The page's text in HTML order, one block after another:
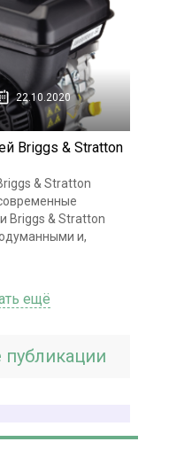
22.10.2020
Briggs & Stratton
& Stratton
Briggs & Stratton
и,
ещё